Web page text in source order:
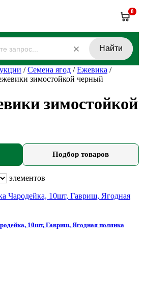
0
Найти
/Семена ягод /Ежевика /
зимостойкой черный
зимостойкой
Подбор товаров
элементов
10шт, Гавриш, Ягодная полянка